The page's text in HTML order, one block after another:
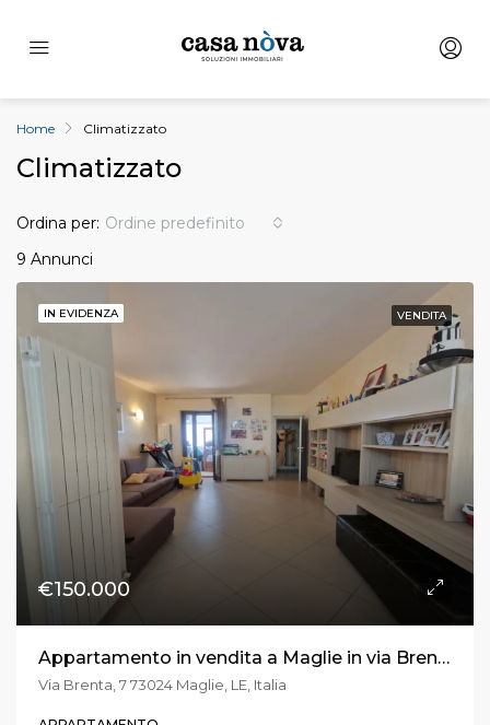
Home Climatizzato
Climatizzato
9 Annunci
Ordina per: Ordine predefinito
IN EVIDENZA VENDITA
€150.000
Appartamento in vendita a Maglie in via Brenta
Via Brenta, 7 73024 Maglie, LE, Italia